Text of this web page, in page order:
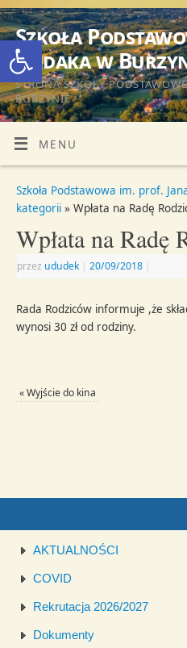
Otwórz pasek narzędzi
Szkoła
Sajdaka w
STRONA SZKOŁY
BURZYNIE
MENU
Szkoła Podstawowa im. prof.
kategorii » Wpłata na Radę
Wpłata na Radę
przez ududek | 20/09/2018 |
Rada Rodziców informuje ,że
wynosi 30 zł od rodziny.
«Wyjście do kina
AKTUALNOŚCI
COVID
Rekrutacja 2026/2027
Dokumenty